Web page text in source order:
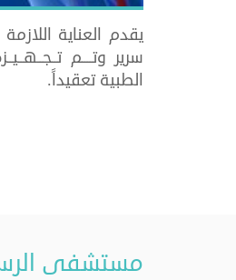
سرير وﺗــــﻢ
اﻟﻄﺒﻴﺔ ﺗﻌﻘﻴﺪاً.
مستشفى